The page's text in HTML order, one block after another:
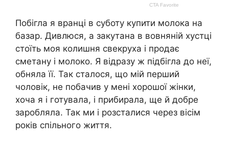
Побігла я вранці в суботу купити молока на
базар. Дивлюся, а закутана в вовняній хустці
стоїть моя колишня свекруха і продає
сметану і молоко. Я відразу ж підбігла до неї,
обняла її. Так сталося, що мій перший
чоловік, не побачив у мені хорошої жінки,
хоча я і готувала, і прибирала, ще й добре
заробляла. Так ми і розсталися через вісім
років спільного життя.